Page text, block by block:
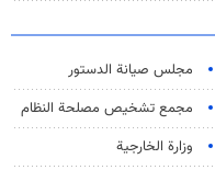
مجلس صيانة الدستور
مجمع تشخيص مصلحة النظام
وزارة الخارجية